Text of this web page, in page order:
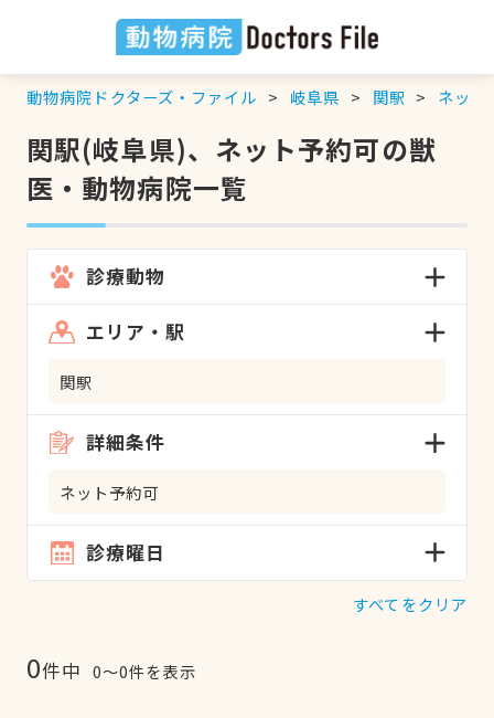
動物病院ドクターズ・ファイル 岐阜県 関駅 ネット
関駅(岐阜県)、ネット予約可の獣
医・動物病院一覧
診療動物
エリア・駅
関駅
詳細条件
ネット予約可
診療曜日
すべてをクリア
0件中 0〜0件を表示